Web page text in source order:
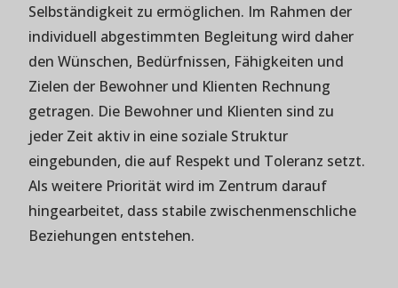
Selbständigkeit zu ermöglichen. Im Rahmen der
individuell abgestimmten Begleitung wird daher
den Wünschen, Bedürfnissen, Fähigkeiten und
Zielen der Bewohner und Klienten Rechnung
getragen. Die Bewohner und Klienten sind zu
jeder Zeit aktiv in eine soziale Struktur
eingebunden, die auf Respekt und Toleranz setzt.
Als weitere Priorität wird im Zentrum darauf
hingearbeitet, dass stabile zwischenmenschliche
Beziehungen entstehen.